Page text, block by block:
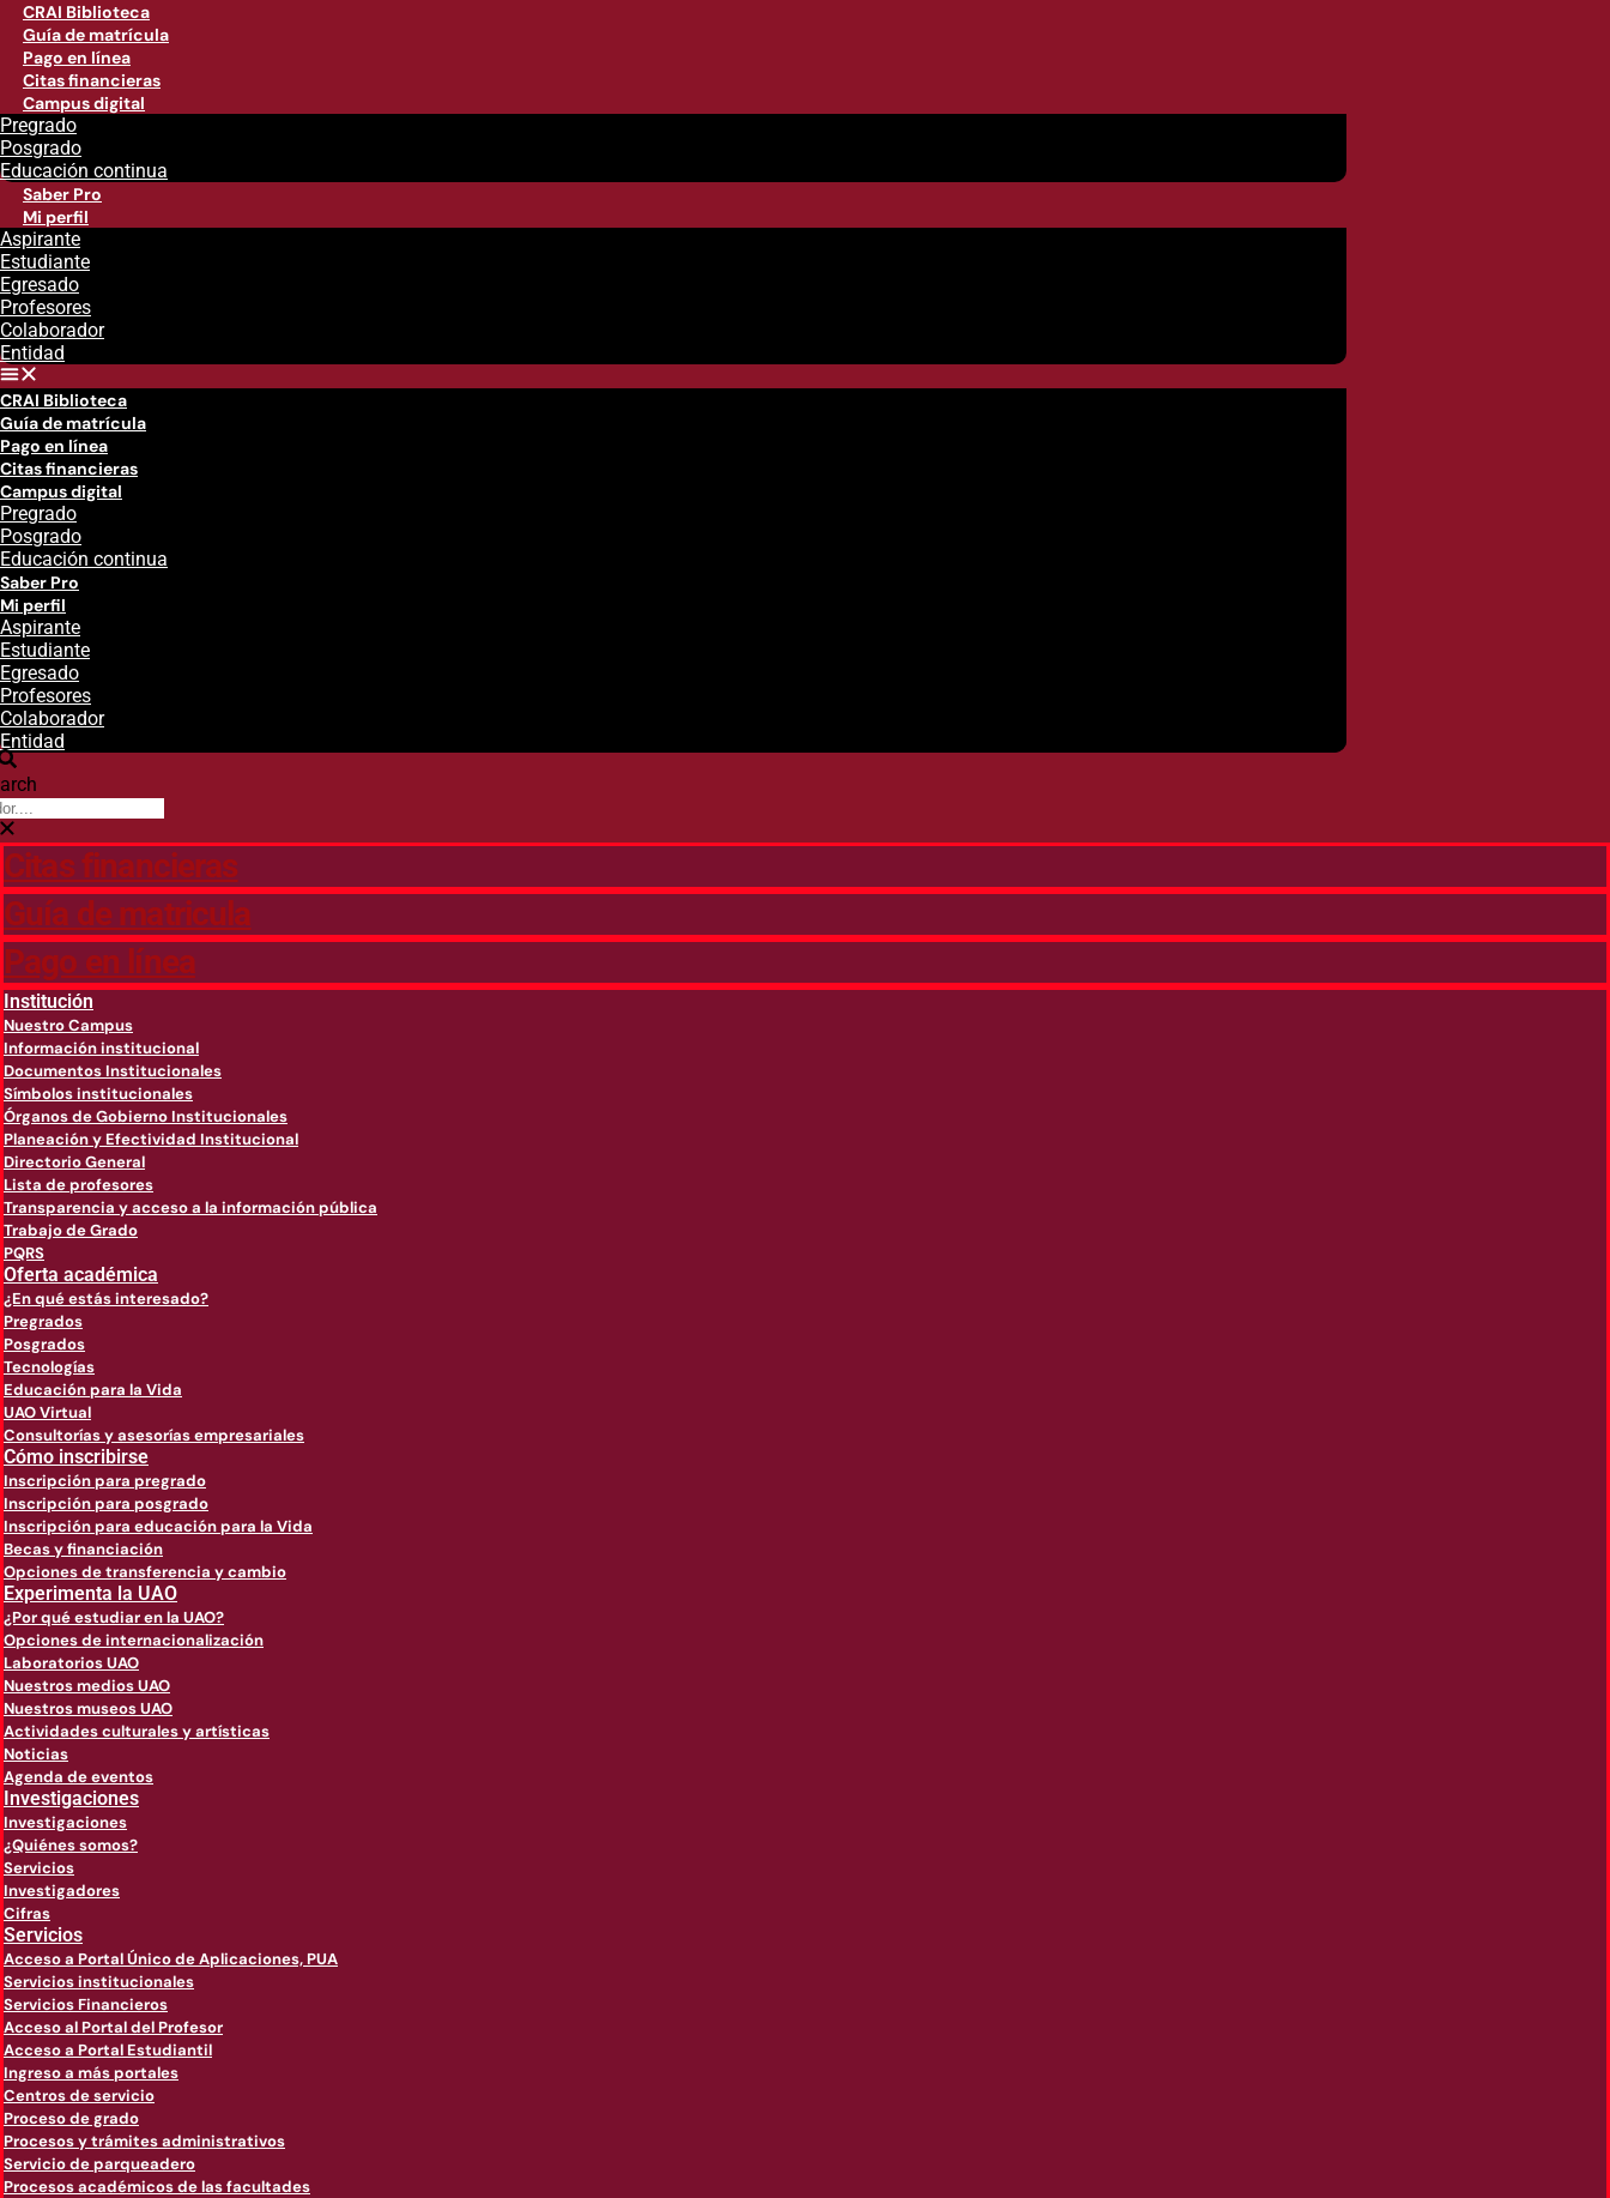
CRAI Biblioteca
Guía de matrícula
Pago en línea
Citas financieras
Campus digital
Pregrado
Posgrado
Educación continua
Saber Pro
Mi perfil
Aspirante
Estudiante
Egresado
Profesores
Colaborador
Entidad
CRAI Biblioteca
Guía de matrícula
Pago en línea
Citas financieras
Campus digital
Pregrado
Posgrado
Educación continua
Saber Pro
Mi perfil
Aspirante
Estudiante
Egresado
Profesores
Colaborador
Entidad
Citas financieras
Guía de matricula
Pago en línea
Institución
Nuestro Campus
Información institucional
Documentos Institucionales
Símbolos institucionales
Órganos de Gobierno Institucionales
Planeación y Efectividad Institucional
Directorio General
Lista de profesores
Transparencia y acceso a la información pública
Trabajo de Grado
PQRS
Oferta académica
¿En qué estás interesado?
Pregrados
Posgrados
Tecnologías
Educación para la Vida
UAO Virtual
Consultorías y asesorías empresariales
Cómo inscribirse
Inscripción para pregrado
Inscripción para posgrado
Inscripción para educación para la Vida
Becas y financiación
Opciones de transferencia y cambio
Experimenta la UAO
¿Por qué estudiar en la UAO?
Opciones de internacionalización
Laboratorios UAO
Nuestros medios UAO
Nuestros museos UAO
Actividades culturales y artísticas
Noticias
Agenda de eventos
Investigaciones
Investigaciones
¿Quiénes somos?
Servicios
Investigadores
Cifras
Servicios
Acceso a Portal Único de Aplicaciones, PUA
Servicios institucionales
Servicios Financieros
Acceso al Portal del Profesor
Acceso a Portal Estudiantil
Ingreso a más portales
Centros de servicio
Proceso de grado
Procesos y trámites administrativos
Servicio de parqueadero
Procesos académicos de las facultades